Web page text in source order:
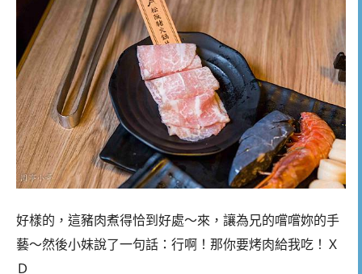
好樣的，這豬肉煮得恰到好處～來，讓為兄的嚐嚐妳的手
藝～然後小妹說了一句話：行啊！那你要烤肉給我吃！Ｘ
Ｄ